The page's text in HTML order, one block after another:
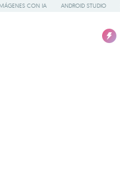
CON IA ANDROID STUDIO